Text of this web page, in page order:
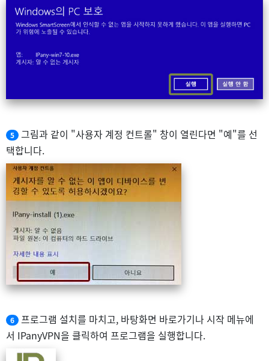
5
그림과 같이 "사용자 계정 컨트롤" 창이 열린다면 "예"를 선
택합니다.
6
프로그램 설치를 마치고, 바탕화면 바로가기나 시작 메뉴에
서 IPanyVPN을 클릭하여 프로그램을 실행합니다.